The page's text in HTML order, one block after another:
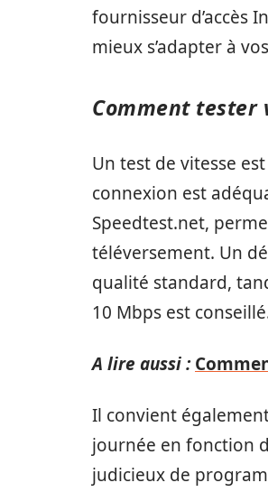
fournisseur d’accès
mieux s’adapter à
Comment
Un test de vitesse
connexion est
Speedtest.net,
téléversement. Un
qualité standard,
10 Mbps est
A lire aussi :
Il convient
journée en fonction
judicieux de